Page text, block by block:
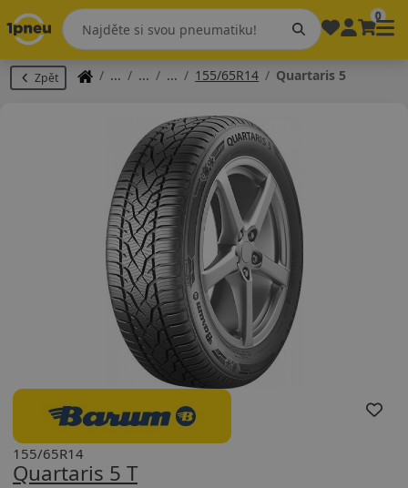
0
Zpět 155/65R14 Quartaris 5
Quartaris 5 T
155/65R14